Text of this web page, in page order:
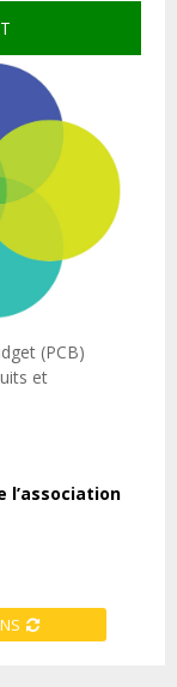
(PCB)
et
l’association